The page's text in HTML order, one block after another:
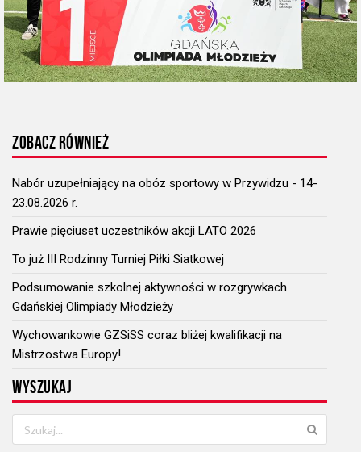
ZOBACZ RÓWNIEŻ
Nabór uzupełniający na obóz sportowy w Przywidzu - 14-
23.08.2026 r.
Prawie pięciuset uczestników akcji LATO 2026
To już III Rodzinny Turniej Piłki Siatkowej
Podsumowanie szkolnej aktywności w rozgrywkach
Gdańskiej Olimpiady Młodzieży
Wychowankowie GZSiSS coraz bliżej kwalifikacji na
Mistrzostwa Europy!
WYSZUKAJ